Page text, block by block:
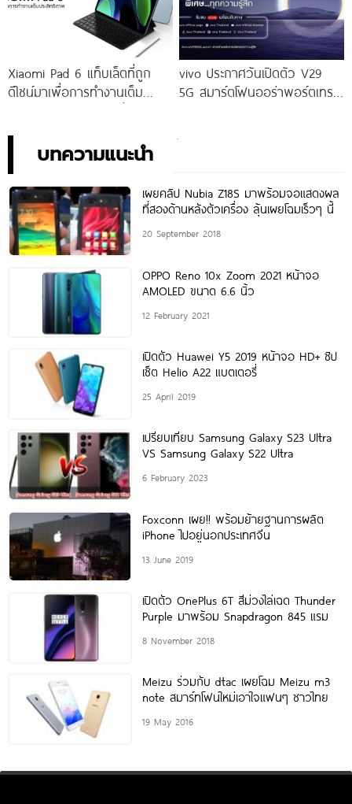
Xiaomi Pad 6 แท็บเล็ตที่ถูก
ดีไซน์มาเพื่อการทำงานเต็ม
vivo ประกาศวันเปิดตัว V29
5G สมาร์ตโฟนออร่าพอร์ตเทร
บทความแนะนำ
เผยคลิป Nubia Z18S มาพร้อมจอแสดงผล
ที่สองด้านหลังตัวเครื่อง ลุ้นเผยโฉมเร็วๆ นี้
20 September 2018
OPPO Reno 10x Zoom 2021 หน้าจอ
AMOLED ขนาด 6.6 นิ้ว
12 February 2021
เปิดตัว Huawei Y5 2019 หน้าจอ HD+ ชิป
เซ็ต Helio A22 แบตเตอรี่
25 April 2019
เปรียบเทียบ Samsung Galaxy S23 Ultra
VS Samsung Galaxy S22 Ultra
6 February 2023
Foxconn เผย!! พร้อมย้ายฐานการผลิต
iPhone ไปอยู่นอกประเทศจีน
13 June 2019
เปิดตัว OnePlus 6T สีม่วงไล่เฉด Thunder
Purple มาพร้อม Snapdragon 845 แรม
8 November 2018
Meizu ร่วมกับ dtac เผยโฉม Meizu m3
note สมาร์ทโฟนใหม่เอาใจแฟนๆ ชาวไทย
19 May 2016